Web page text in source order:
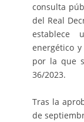
consulta
del Real
establece
energético
por la que
36/2023.
Tras la
de